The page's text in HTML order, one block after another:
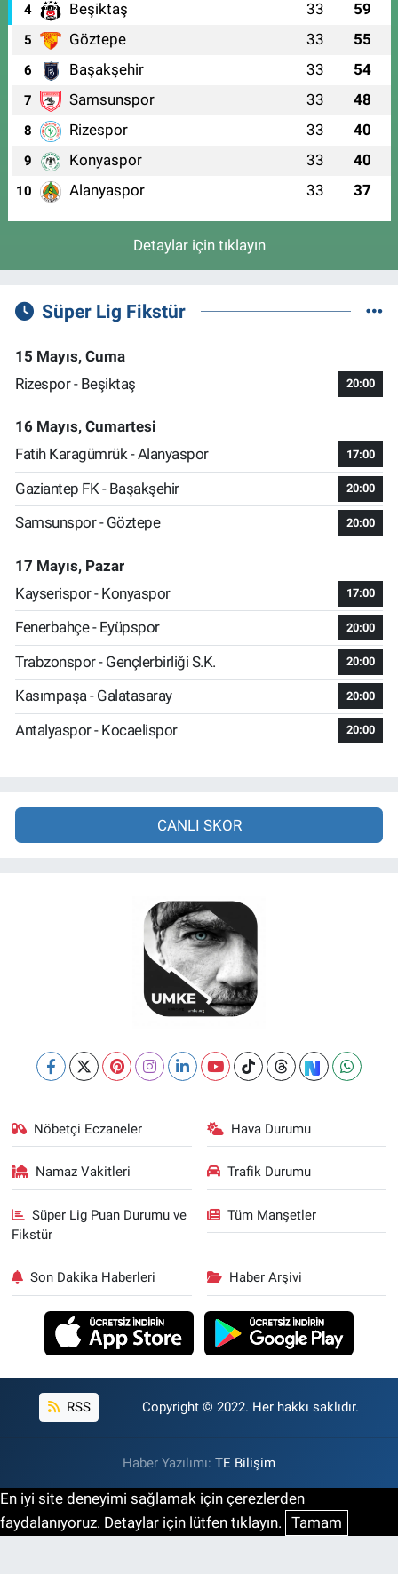
4 Beşiktaş 33 59
5 Göztepe 33 55
6 Başakşehir 33 54
7 Samsunspor 33 48
8 Rizespor 33 40
9 Konyaspor 33 40
10 Alanyaspor 33 37
Detaylar için tıklayın
Süper Lig Fikstür
15 Mayıs, Cuma
Rizespor - Beşiktaş
20:00
16 Mayıs, Cumartesi
Fatih Karagümrük - Alanyaspor
17:00
Gaziantep FK - Başakşehir 20:00
Samsunspor - Göztepe 20:00
17 Mayıs, Pazar
Kayserispor - Konyaspor
17:00
Fenerbahçe - Eyüpspor 20:00
Trabzonspor - Gençlerbirliği S.K. 20:00
Kasımpaşa - Galatasaray 20:00
Antalyaspor - Kocaelispor 20:00
CANLI SKOR
Nöbetçi Eczaneler Hava Durumu
Namaz Vakitleri Trafik Durumu
Süper Lig Puan Durumu ve
Fikstür
Tüm Manşetler
Son Dakika Haberleri Haber Arşivi
RSS Copyright © 2022. Her hakkı saklıdır.
Haber Yazılımı: TE Bilişim
En iyi site deneyimi sağlamak için çerezlerden
faydalanıyoruz. Detaylar için lütfen tıklayın. Tamam